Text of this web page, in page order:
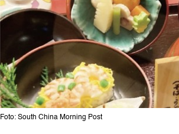
Foto: South China Morning Post